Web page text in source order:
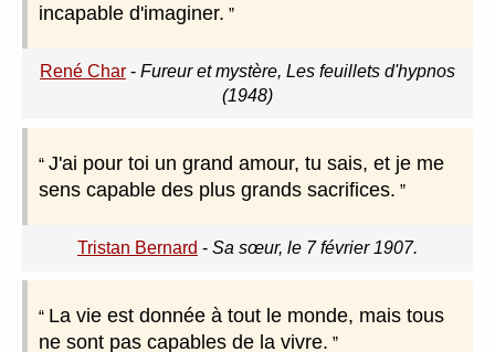
incapable d'imaginer.
René Char - Fureur et mystère, Les feuillets d'hypnos
(1948)
J'ai pour toi un grand amour, tu sais, et je me
sens capable des plus grands sacrifices.
Tristan Bernard - Sa sœur, le 7 février 1907.
La vie est donnée à tout le monde, mais tous
ne sont pas capables de la vivre.